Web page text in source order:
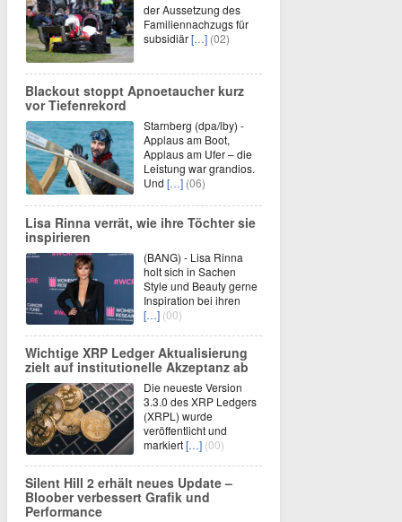
der Aussetzung des
Familiennachzugs für
subsidiär[…] (02)
Blackout stoppt Apnoetaucher kurz
vor Tiefenrekord
Starnberg (dpa/lby) -
Applaus am Boot,
Applaus am Ufer – die
Leistung war grandios.
Und […] (06)
Lisa Rinna verrät, wie ihre Töchter sie
inspirieren
(BANG) - Lisa Rinna
holt sich in Sachen
Style und Beauty gerne
Inspiration bei ihren
[…] (00)
Wichtige XRP Ledger Aktualisierung
zielt auf institutionelle Akzeptanz ab
Die neueste Version
3.3.0 des XRP Ledgers
(XRPL) wurde
veröffentlicht und
markiert[…] (00)
Silent Hill 2 erhält neues Update –
Bloober verbessert Grafik und
Performance